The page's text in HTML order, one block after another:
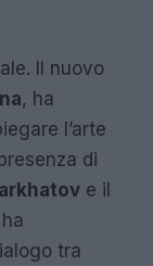
Il nuovo
, ha
l’arte
di
e il
tra